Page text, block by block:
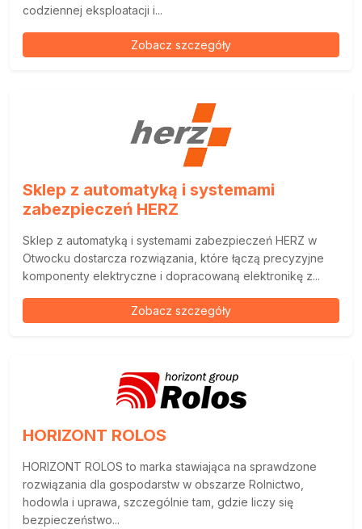
codziennej eksploatacji i...
Zobacz szczegóły
Sklep z automatyką i systemami
zabezpieczeń HERZ
Sklep z automatyką i systemami zabezpieczeń HERZ w
Otwocku dostarcza rozwiązania, które łączą precyzyjne
komponenty elektryczne i dopracowaną elektronikę z...
Zobacz szczegóły
HORIZONT ROLOS
HORIZONT ROLOS to marka stawiająca na sprawdzone
rozwiązania dla gospodarstw w obszarze Rolnictwo,
hodowla i uprawa, szczególnie tam, gdzie liczy się
bezpieczeństwo...